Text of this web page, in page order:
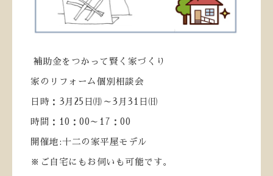
補助金をつかって賢く家づくり
家のリフォーム個別相談会
日時： 3 月 25 日㈪～ 3 月 31 日㈰
時間： 10 ： 00 ～ 17 ： 00
開催地 :十二の家平屋モデル
※ご自宅にもお伺いも可能です。